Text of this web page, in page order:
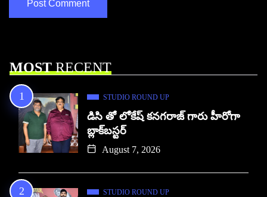
MOSTRECENT
STUDIO ROUND UP
డిసి తో లోకేష్ కనగరాజ్ గారు హీరోగా
బ్లాక్‌బస్టర్
August 7, 2026
STUDIO ROUND UP